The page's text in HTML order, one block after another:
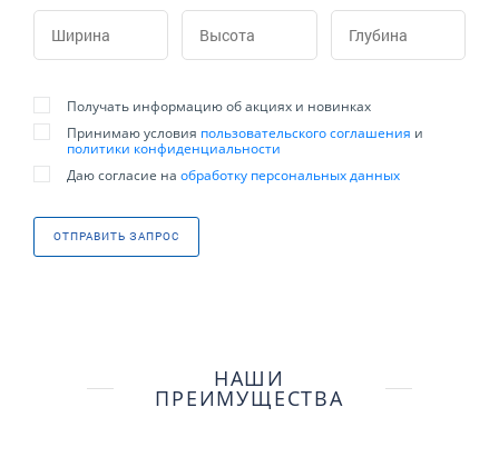
ОТПРАВИТЬ ЗАПРОС
Получать информацию об акциях и новинках
Принимаю условия пользовательского соглашения и
политики конфиденциальности
Даю согласие на обработку персональных данных
НАШИ
ПРЕИМУЩЕСТВА